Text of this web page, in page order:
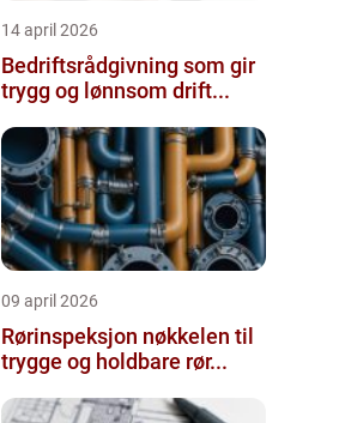
14 april 2026
Bedriftsrådgivning som gir
trygg og lønnsom drift...
09 april 2026
Rørinspeksjon nøkkelen til
trygge og holdbare rør...